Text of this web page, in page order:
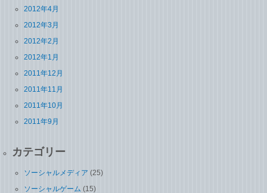
2012年4月
2012年3月
2012年2月
2012年1月
2011年12月
2011年11月
2011年10月
2011年9月
カテゴリー
ソーシャルメディア (25)
ソーシャルゲーム (15)